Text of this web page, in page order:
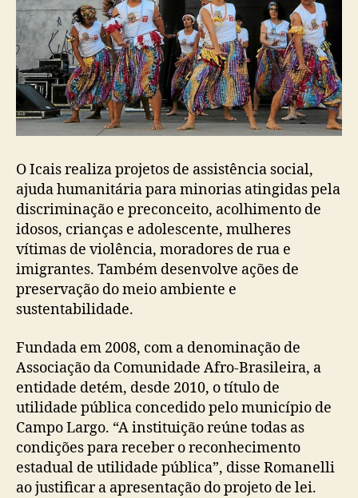
O Icais realiza projetos de assistência social,
ajuda humanitária para minorias atingidas pela
discriminação e preconceito, acolhimento de
idosos, crianças e adolescente, mulheres
vítimas de violência, moradores de rua e
imigrantes. Também desenvolve ações de
preservação do meio ambiente e
sustentabilidade.
Fundada em 2008, com a denominação de
Associação da Comunidade Afro-Brasileira, a
entidade detém, desde 2010, o título de
utilidade pública concedido pelo município de
Campo Largo. “A instituição reúne todas as
condições para receber o reconhecimento
estadual de utilidade pública”, disse Romanelli
ao justificar a apresentação do projeto de lei.